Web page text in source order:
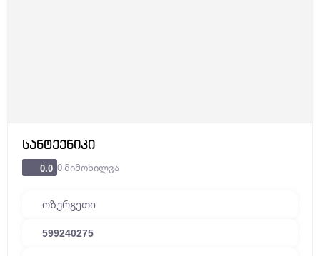
სანტექნიკი
0.0 0 მიმოხილვა
ოზურგეთი
599240275